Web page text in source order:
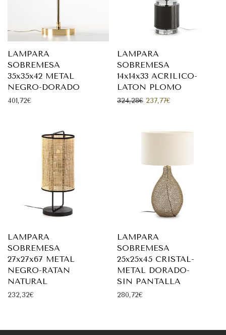
LAMPARA
SOBREMESA
35x35x42 METAL
NEGRO-DORADO
401,72€
LAMPARA
SOBREMESA
14x14x33 ACRILICO-
LATON PLOMO
324,28€ El precio original era:
237,77€El precio actual
LAMPARA
SOBREMESA
27x27x67 METAL
NEGRO-RATAN
NATURAL
232,32€
LAMPARA
SOBREMESA
25x25x45 CRISTAL-
METAL DORADO-
SIN PANTALLA
280,72€